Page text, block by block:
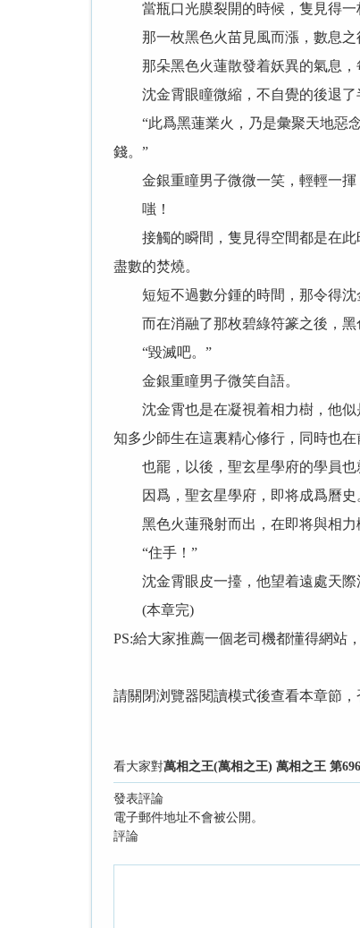
當瓶口光膜裂開的時候，隻見得一
那一枚黑色火苗見風而漲，數息之
那朵黑色火蓮散發着妖異的氣息，
沈金霄眼瞳微縮，不自覺的後退了
“此爲黑蓮業火，乃是彙聚天地惡念
錢。”
金銀重瞳男子微微一笑，輕輕一揮
嗤！
接觸的瞬間，隻見得空間都是在此
盡數的焚燒。
短短不過數分鍾的時間，那令得沈
而在消融了那枚碧綠符篆之後，黑
“毀滅吧。”
金銀重瞳男子微笑自語。
沈金霄也是在凝視着相力樹，他似
知多少師生在這裏精心修行，同時也在
也罷，以後，聖玄星學府的學員也
因爲，聖玄星學府，即将成爲曆史
黑色火蓮飛射而出，在即将與相力
“住手！”
沈金霄眼皮一擡，他望着遠處天際
(本章完)
PS:給大家推薦一個老司機都懂得網站
請關閉浏覽器閱讀模式後查看本章節
看大家對萬相之王(萬相之王) 萬相之王 第
發表評論
電子郵件地址不會被公開。
評論